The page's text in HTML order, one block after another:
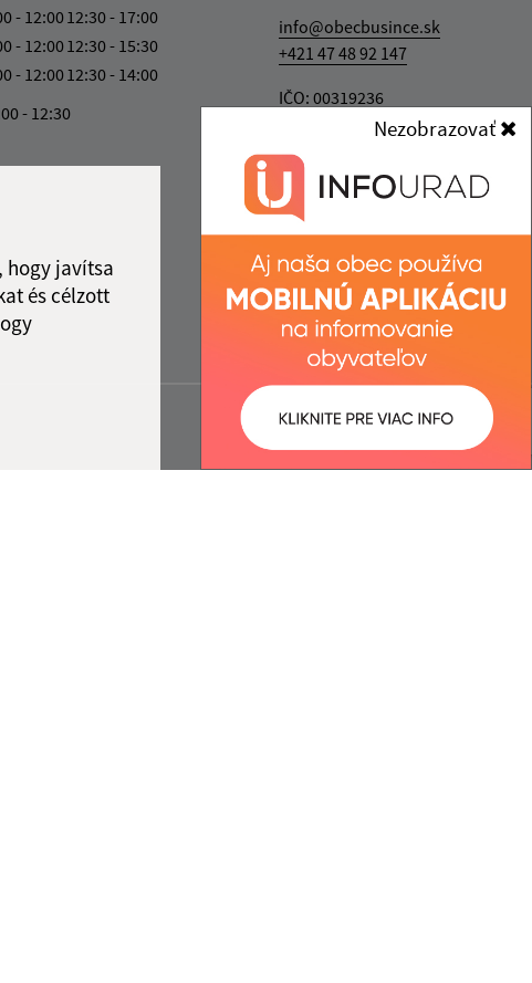
hogy javítsa
és célzott
Nezobrazovať
- 12:0012:30 - 17:00
- 12:0012:30 - 15:30
- 12:0012:30 - 14:00
- 12:30
info@obecbusince.sk
+421 47 48 92 147
IČO: 00319236